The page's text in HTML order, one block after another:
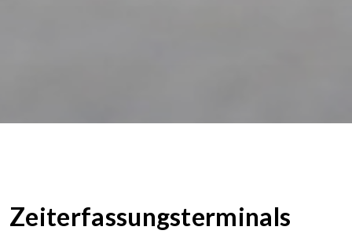
Zeiterfassungsterminals